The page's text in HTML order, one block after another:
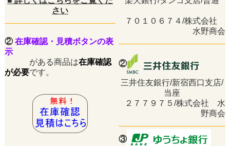
さい
７０１０６７４/株式会社
水野商会
②在庫確認・見積ボタンの表
示
がある商品は在庫確認
が必要です。
②
三井住友銀行/新宿西口支店/
当座
２７７９７５/株式会社 水
野商会
③